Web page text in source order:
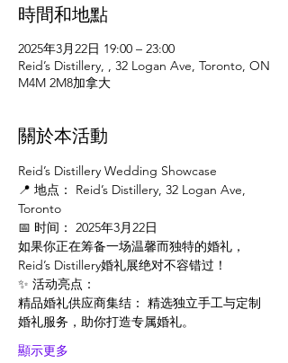
時間和地點
2025年3月22日 19:00 – 23:00
Reid’s Distillery, , 32 Logan Ave, Toronto, ON
M4M 2M8加拿大
關於本活動
Reid’s Distillery Wedding Showcase
📍 地点： Reid’s Distillery, 32 Logan Ave,
Toronto
📅 时间： 2025年3月22日
如果你正在筹备一场温馨而独特的婚礼，
Reid’s Distillery婚礼展绝对不容错过！
✨ 活动亮点：
精品婚礼供应商集结： 精选独立手工与定制
婚礼服务，助你打造专属婚礼。
顯示更多